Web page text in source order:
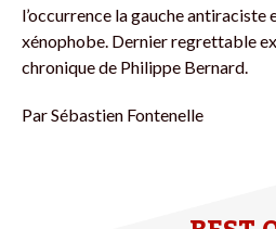
l’occurrence la gauche antiraciste
xénophobe. Dernier regrettable
chronique de Philippe Bernard.
ParSébastien Fontenelle